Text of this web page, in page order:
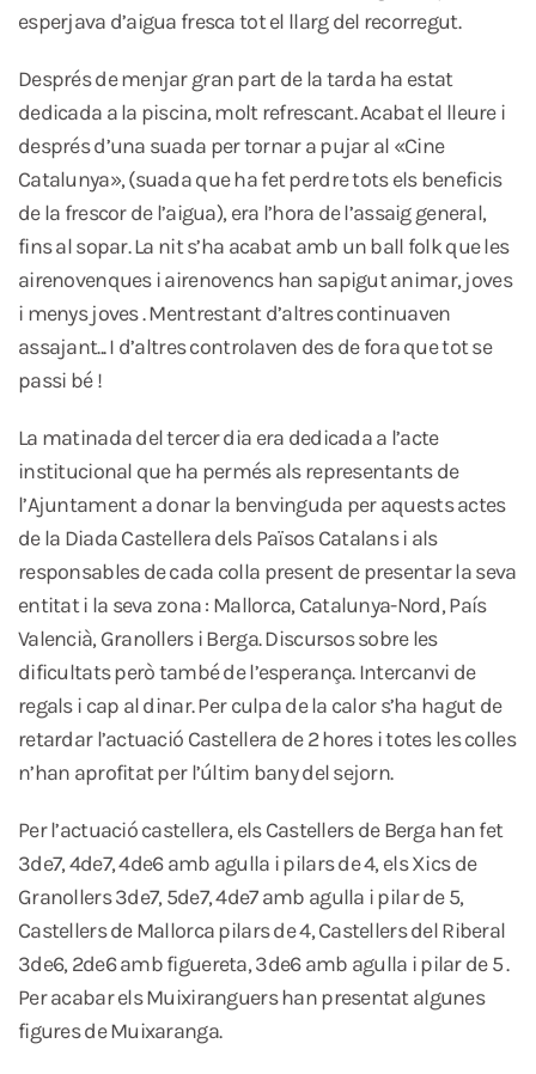
esperjava d’aigua fresca tot el llarg del recorregut.
Després de menjar gran part de la tarda ha estat
dedicada a la piscina, molt refrescant. Acabat el lleure i
després d’una suada per tornar a pujar al «Cine
Catalunya», (suada que ha fet perdre tots els beneficis
de la frescor de l’aigua), era l’hora de l’assaig general,
fins al sopar. La nit s’ha acabat amb un ball folk que les
airenovenques i airenovencs han sapigut animar, joves
i menys joves . Mentrestant d’altres continuaven
assajant... I d’altres controlaven des de fora que tot se
passi bé !
La matinada del tercer dia era dedicada a l’acte
institucional que ha permés als representants de
l’Ajuntament a donar la benvinguda per aquests actes
de la Diada Castellera dels Països Catalans i als
responsables de cada colla present de presentar la seva
entitat i la seva zona : Mallorca, Catalunya-Nord, País
Valencià, Granollers i Berga. Discursos sobre les
dificultats però també de l’esperança. Intercanvi de
regals i cap al dinar. Per culpa de la calor s’ha hagut de
retardar l’actuació Castellera de 2 hores i totes les colles
n’han aprofitat per l’últim bany del sejorn.
Per l’actuació castellera, els Castellers de Berga han fet
3de7, 4de7, 4de6 amb agulla i pilars de 4, els Xics de
Granollers 3de7, 5de7, 4de7 amb agulla i pilar de 5,
Castellers de Mallorca pilars de 4, Castellers del Riberal
3de6, 2de6 amb figuereta, 3de6 amb agulla i pilar de 5 .
Per acabar els Muixiranguers han presentat algunes
figures de Muixaranga.